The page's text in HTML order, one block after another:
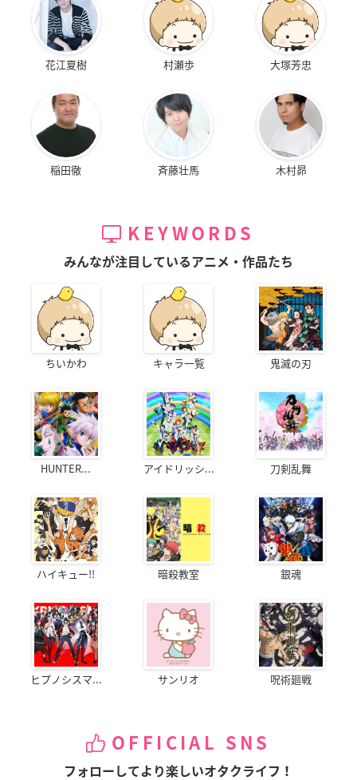
花江夏樹 村瀬歩 大塚芳忠
稲田徹 斉藤壮馬 木村昴
KEYWORDS
みんなが注目しているアニメ・作品たち
ちいかわ キャラ一覧 鬼滅の刃
HUNTER... アイドリッシ... 刀剣乱舞
ハイキュー!! 暗殺教室 銀魂
ヒプノシスマ... サンリオ 呪術廻戦
OFFICIAL SNS
フォローしてより楽しいオタクライフ！